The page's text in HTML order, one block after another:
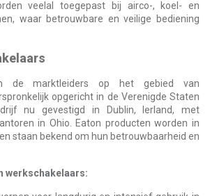
veelal toegepast bij airco-, koel- en
waar betrouwbare en veilige bediening
de marktleiders op het gebied van
opgericht in de Verenigde Staten
nu gevestigd in Dublin, Ierland, met
in Ohio. Eaton producten worden in
staan bekend om hun betrouwbaarheid en
werkschakelaars: